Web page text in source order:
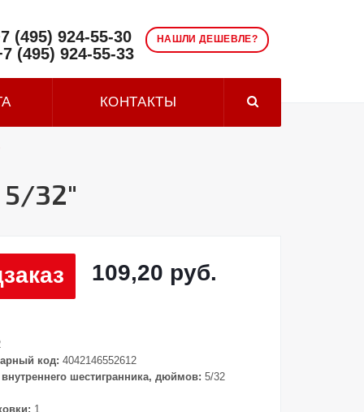
НАШЛИ ДЕШЕВЛЕ?
(495) 924-55-30
(495) 924-55-33
КОНТАКТЫ
5/32"
109,20 руб.
код: 4042146552612
шестигранника, дюймов: 5/32
1